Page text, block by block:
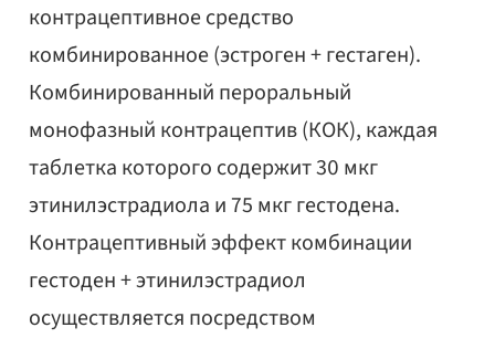
контрацептивное средство
комбинированное (эстроген + гестаген).
Комбинированный пероральный
монофазный контрацептив (КОК), каждая
таблетка которого содержит 30 мкг
этинилэстрадиола и 75 мкг гестодена.
Контрацептивный эффект комбинации
гестоден + этинилэстрадиол
осуществляется посредством